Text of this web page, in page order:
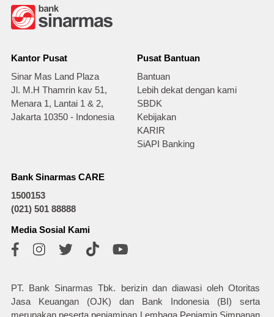
Kantor Pusat
Sinar Mas Land Plaza
Jl. M.H Thamrin kav 51,
Menara 1, Lantai 1 & 2,
Jakarta 10350 - Indonesia
Pusat Bantuan
Bantuan
Lebih dekat dengan kami
SBDK
Kebijakan
KARIR
SiAPI Banking
Bank Sinarmas CARE
1500153
(021) 501 88888
Media Sosial Kami
PT. Bank Sinarmas Tbk. berizin dan diawasi oleh Otoritas
Jasa Keuangan (OJK) dan Bank Indonesia (BI) serta
merupakan peserta penjaminan Lembaga Penjamin Simpanan